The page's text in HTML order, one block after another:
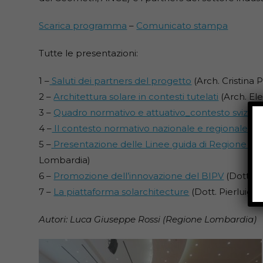
Scarica programma – Comunicato stampa
Tutte le presentazioni:
1 – Saluti dei partners del progetto (Arch. Cristina
2 –Architettura solare in contesti tutelati (Arch.
3 – Quadro normativo e attuativo_contesto svizzero
4 – Il contesto normativo nazionale e regionale
5 – Presentazione delle Linee guida di Regione
Lombardia)
6 – Promozione dell’innovazione del BIPV (Dott.
7 – La piattaforma solarchitecture (Dott. Pierluigi
Autori: Luca Giuseppe Rossi (Regione Lombardia)